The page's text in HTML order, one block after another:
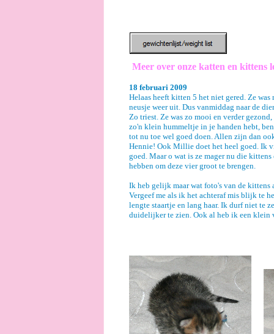
Meer over onze katten en kittens
18 februari 2009
Helaas heeft kitten 5 het niet gered. Ze
neusje weer uit. Dus vanmiddag naar de
Zo triest. Ze was zo mooi en verder
zo'n klein hummeltje in je handen hebt,
tot nu toe wel goed doen. Allen zijn dan
Hennie! Ook Millie doet het heel goed. Ik
goed. Maar o wat is ze mager nu die
hebben om deze vier groot te brengen.
Ik heb gelijk maar wat foto's van de
Vergeef me als ik het achteraf mis blijk te
lengte staartje en lang haar. Ik durf niet te
duidelijker te zien. Ook al heb ik een klein